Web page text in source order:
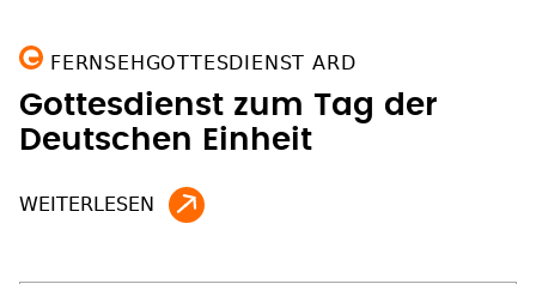
FERNSEHGOTTESDIENST ARD
Gottesdienst zum Tag der
Deutschen Einheit